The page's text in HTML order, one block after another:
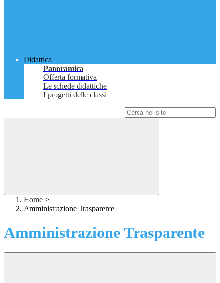
Didattica
Panoramica
Offerta formativa
Le schede didattiche
I progetti delle classi
Home >
Amministrazione Trasparente
Amministrazione Trasparente